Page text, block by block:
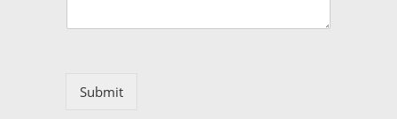
Submit